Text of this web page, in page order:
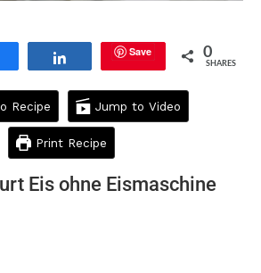
Save 0
SHARES
Recipe Jump to Video
Print Recipe
Eis ohne Eismaschine